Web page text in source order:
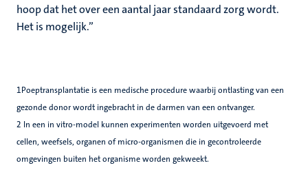
hoop dat het over een aantal jaar standaard zorg wordt.
Het is mogelijk.”
1Poeptransplantatie is een medische procedure waarbij ontlasting van een
gezonde donor wordt ingebracht in de darmen van een ontvanger.
2 In een in vitro-model kunnen experimenten worden uitgevoerd met
cellen, weefsels, organen of micro-organismen die in gecontroleerde
omgevingen buiten het organisme worden gekweekt.